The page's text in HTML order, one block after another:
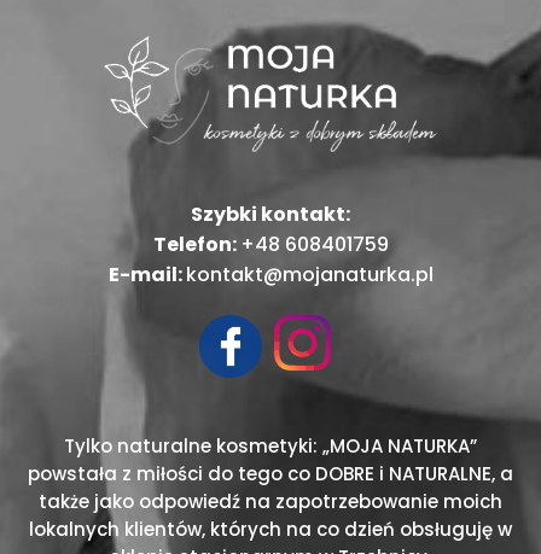
Szybki kontakt:
Telefon: +48 608401759
E-mail:kontakt@mojanaturka.pl
Tylko naturalne kosmetyki: „MOJA NATURKA”
powstała z miłości do tego co DOBRE i NATURALNE, a
także jako odpowiedź na zapotrzebowanie moich
lokalnych klientów, których na co dzień obsługuję w